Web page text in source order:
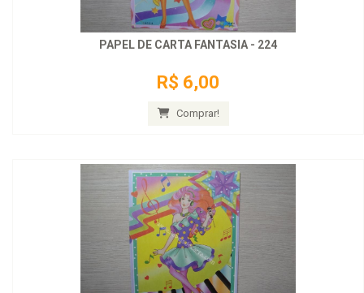
PAPEL DE CARTA FANTASIA - 224
R$ 6,00
Comprar!